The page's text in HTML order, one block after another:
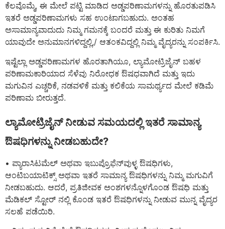
ಕೆಲವೊಮ್ಮೆ, ಈ ಮೇಲೆ ಪಟ್ಟಿ ಮಾಡಿದ ಅಡ್ಡಪರಿಣಾಮಗಳನ್ನು ಹೊರತುಪಡಿಸಿ
ಇತರೆ ಅಡ್ಡಪರಿಣಾಮಗಳು ಸಹ ಉಂಟಾಗಬಹುದು. ಅಂತಹ
ಅಸಾಮಾನ್ಯವಾದುದು ನಿಮ್ಮ ಗಮನಕ್ಕೆ ಬಂದರೆ ಮತ್ತು ಈ ಕುರಿತು ನಿಮಗೆ
ಯಾವುದೇ ಅನುಮಾನಗಳಿದ್ದಲ್ಲಿ,/ ಆತಂಕವಿದ್ದಲ್ಲಿ ನಿಮ್ಮ ವೈದ್ಯರನ್ನು ಸಂಪರ್ಕಿಸಿ.
ಇಷ್ಟೆಲ್ಲಾ ಅಡ್ಡಪರಿಣಾಮಗಳ ಹೊರತಾಗಿಯೂ, ಲ್ಯಾಮೋಟ್ರಿಜೈನ್ ಬಹಳ
ಪರಿಣಾಮಕಾರಿಯಾದ ಸೆಳೆವು ನಿರೋಧಕ ಔಷಧವಾಗಿದೆ ಮತ್ತು ಇದು
ಮಗುವಿನ ಎಚ್ಚರಿಕೆ, ನಡವಳಿಕೆ ಮತ್ತು ಕಲಿಕೆಯ ಸಾಮರ್ಥ್ಯದ ಮೇಲೆ ಕಡಿಮೆ
ಪರಿಣಾಮ ಬೀರುತ್ತದೆ.
ಲ್ಯಾಮೋಟ್ರಿಜೈನ್ ನೀಡುವ ಸಮಯದಲ್ಲಿ ಇತರೆ ಸಾಮಾನ್ಯ
ಔಷಧಿಗಳನ್ನು ನೀಡಬಹುದೇ?
• ಪ್ಯಾರಾಸಿಟಮೆಲ್ ಅಥವಾ ಇಬುಪ್ರೊಫೆನ್‌ವುಳ್ಳ ಔಷಧಿಗಳು,
ಆಂಟಿಬಯಾಟಿಕ್ಸ್ ಅಥವಾ ಇತರೆ ಸಾಮಾನ್ಯ ಔಷಧಿಗಳನ್ನು ನಿಮ್ಮ ಮಗುವಿಗೆ
ನೀಡಬಹುದು. ಆದರೆ, ಪ್ರತಿಜೀವಕ ಅಂಶಗಳನ್ನೊಳಗೊಂಡ ಔಷಧಿ ಮತ್ತು
ಮೆಡಿಕಲ್ ಸ್ಟೋರ್ ನಲ್ಲಿ ಕೊಂಡ ಇತರೆ ಔಷಧಿಗಳನ್ನು ನೀಡುವ ಮುನ್ನ ವೈದ್ಯರ
ಸಲಹೆ ಪಡೆಯಿರಿ.